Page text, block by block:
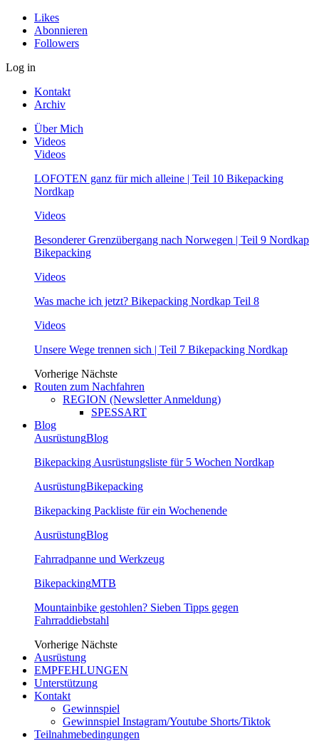
Likes
Abonnieren
Followers
Log in
Kontakt
Archiv
Über Mich
Videos
Videos
LOFOTEN ganz für mich alleine | Teil 10 Bikepacking
Nordkap
Videos
Besonderer Grenzübergang nach Norwegen | Teil 9 Nordkap
Bikepacking
Videos
Was mache ich jetzt? Bikepacking Nordkap Teil 8
Videos
Unsere Wege trennen sich | Teil 7 Bikepacking Nordkap
Vorherige Nächste
Routen zum Nachfahren
REGION (Newsletter Anmeldung)
SPESSART
Blog
AusrüstungBlog
Bikepacking Ausrüstungsliste für 5 Wochen Nordkap
AusrüstungBikepacking
Bikepacking Packliste für ein Wochenende
AusrüstungBlog
Fahrradpanne und Werkzeug
BikepackingMTB
Mountainbike gestohlen? Sieben Tipps gegen
Fahrraddiebstahl
Vorherige Nächste
Ausrüstung
EMPFEHLUNGEN
Unterstützung
Kontakt
Gewinnspiel
Gewinnspiel Instagram/Youtube Shorts/Tiktok
Teilnahmebedingungen